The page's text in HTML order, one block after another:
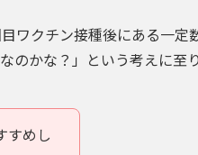
ワクチン接種後にある一定
かな？」という考えに至り
すめし